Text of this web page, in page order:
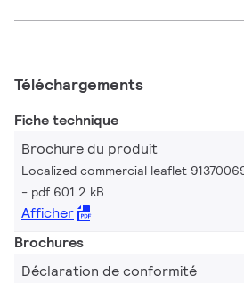
Téléchargements
Fiche technique
Brochure du produit
Localized commercial leaflet
pdf 601.2 kB
Afficher
Brochures
Déclaration de conformité